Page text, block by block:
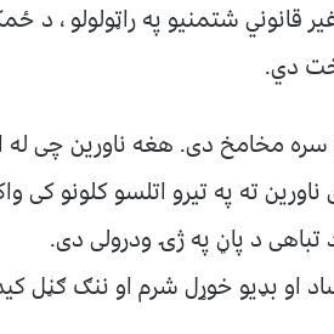
قانوني شتمنیو په راټولولو ، د
دي.
سره مخامخ دی. هغه ناورین چی له
ته په تیرو اتلسو کلونو کی
تباهی د پاڼ په ژۍ ودرولی دی.
او بډیو خوړل شرم او ننګ ګڼل